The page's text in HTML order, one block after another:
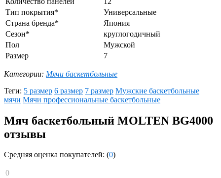
Тип покрытия*
Универсальные
Страна бренда*
Япония
Сезон*
круглогодичный
Пол
Мужской
Размер
7
Категории: Мячи баскетбольные
Теги: 5 размер 6 размер 7 размер Мужские баскетбольные
мячи Мячи профессиональные баскетбольные
Мяч баскетбольный MOLTEN BG4000
отзывы
Средняя оценка покупателей: (0)
0